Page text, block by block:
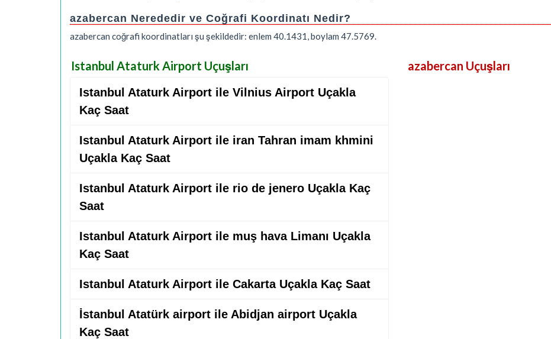
azabercan Nerededir ve Coğrafi Koordinatı Nedir?
azabercan coğrafi koordinatları şu şekildedir: enlem 40.1431, boylam 47.5769.
Istanbul Ataturk Airport Uçuşları
Istanbul Ataturk Airport ile Vilnius Airport Uçakla
Kaç Saat
Istanbul Ataturk Airport ile iran Tahran imam khmini
Uçakla Kaç Saat
Istanbul Ataturk Airport ile rio de jenero Uçakla Kaç
Saat
Istanbul Ataturk Airport ile muş hava Limanı Uçakla
Kaç Saat
Istanbul Ataturk Airport ile Cakarta Uçakla Kaç Saat
İstanbul Atatürk airport ile Abidjan airport Uçakla
Kaç Saat
azabercan Uçuşları